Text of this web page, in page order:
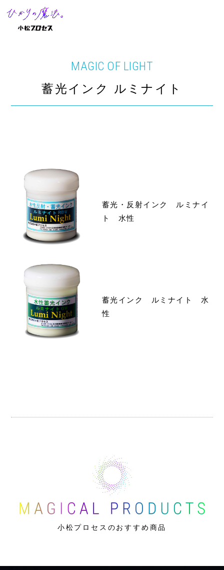
MAGIC OF LIGHT
蓄光インク ルミナイト
蓄光・反射インク ルミナイ
ト 水性
蓄光インク ルミナイト 水
性
小松プロセスのおすすめ商品